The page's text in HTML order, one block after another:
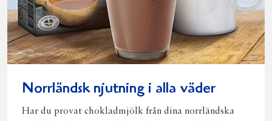
Norrländsk njutning i alla väder
Har du provat chokladmjölk från dina norrländska